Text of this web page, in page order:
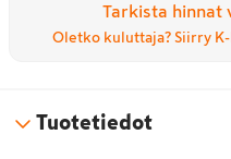
Tarkista hinnat
Oletko kuluttaja? Siirry
Tuotetiedot